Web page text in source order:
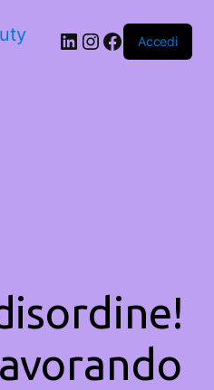
LinkedIn
Instagram
Facebook
Accedi